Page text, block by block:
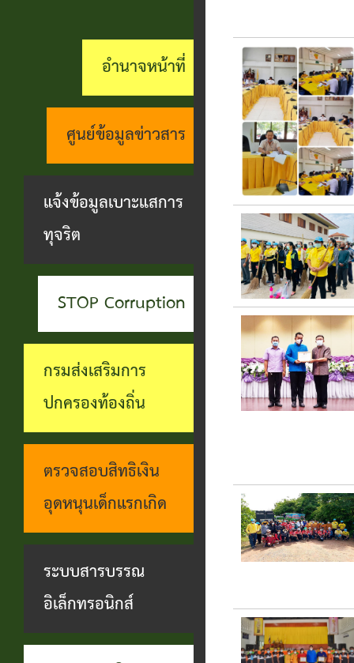
ทุกข์
ตรวจ
สอบ
ชื่อ
เงิน
บัญชี
เบี้ย
ยังชีพ
ระบบงาน
บริการ
ประชาชน
ช่าง
กอง
สาธารณสุข
และสิ่ง
แวดล้อม
กอง
การ
ศึกษา
ประชาชน
รบ.อำนวย
ความ
สะดวกฯ
บุคคล
ที่น่า
ยกย่อง
การ
การตาม
การ
บริหาร
งาน
บุคคล
บุคคล
ช่อง
ทางการ
รับฟัง
ความ
คิดเห็น
แจ้ง
ข้อมูล
เบาะแส
การ
ทุจริต
อำนาจหน้าที่
ศูนย์ข้อมูลข่าวสาร
แจ้งข้อมูลเบาะแสการ
ทุจริต
STOP Corruption
กรมส่งเสริมการ
ปกครองท้องถิ่น
ตรวจสอบสิทธิเงิน
อุดหนุนเด็กแรกเกิด
ระบบสารบรรณ
อิเล็กทรอนิกส์